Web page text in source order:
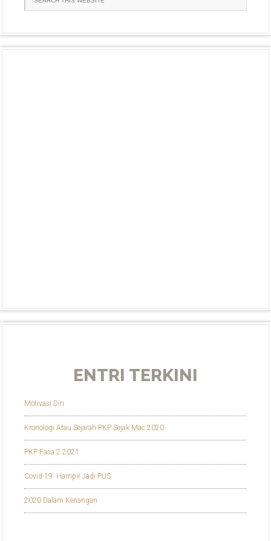
ENTRI TERKINI
Motivasi Diri
Kronologi Atau Sejarah PKP Sejak Mac 2020
PKP Fasa 2 2021
Covid-19: Hampir Jadi PUS
2020 Dalam Kenangan